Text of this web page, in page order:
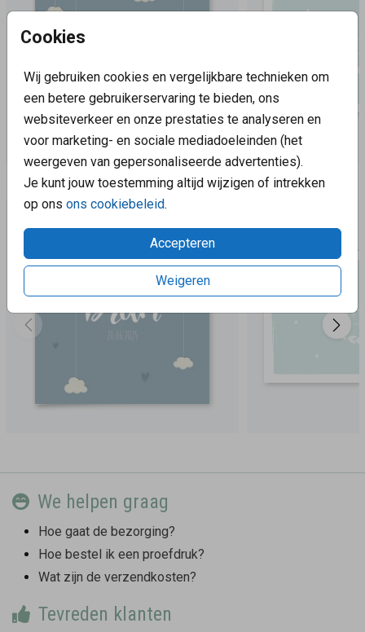
Cookies
Wij gebruiken cookies en vergelijkbare technieken om
een betere gebruikerservaring te bieden, ons
websiteverkeer en onze prestaties te analyseren en
voor marketing- en sociale mediadoeleinden (het
weergeven van gepersonaliseerde advertenties).
Je kunt jouw toestemming altijd wijzigen of intrekken
op ons ons cookiebeleid.
Accepteren
Weigeren
Aanbevolen
We helpen graag
Hoe gaat de bezorging?
Hoe bestel ik een proefdruk?
Wat zijn de verzendkosten?
Tevreden klanten